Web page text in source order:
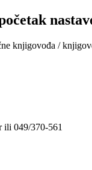
knjigovođa /
ili 049/370-561